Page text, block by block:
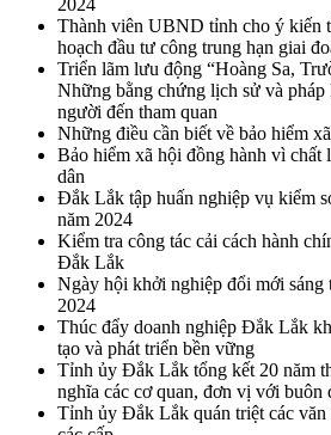
2024
Thành viên UBND tỉnh cho ý kiến
hoạch đầu tư công trung hạn giai
Triển lãm lưu động “Hoàng Sa,
Những bằng chứng lịch sử và
người đến tham quan
Những điều cần biết về bảo hiểm
Bảo hiểm xã hội đồng hành vì chất
dân
Đắk Lắk tập huấn nghiệp vụ kiểm
năm 2024
Kiểm tra công tác cải cách hành
Đắk Lắk
Ngày hội khởi nghiệp đổi mới
2024
Thúc đẩy doanh nghiệp Đắk Lắk
tạo và phát triển bền vững
Tỉnh ủy Đắk Lắk tổng kết 20 năm
nghĩa các cơ quan, đơn vị với buôn
Tỉnh ủy Đắk Lắk quán triệt các văn